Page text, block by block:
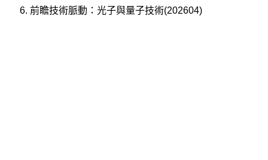
6. 前瞻技術脈動：光子與量子技術(202604)